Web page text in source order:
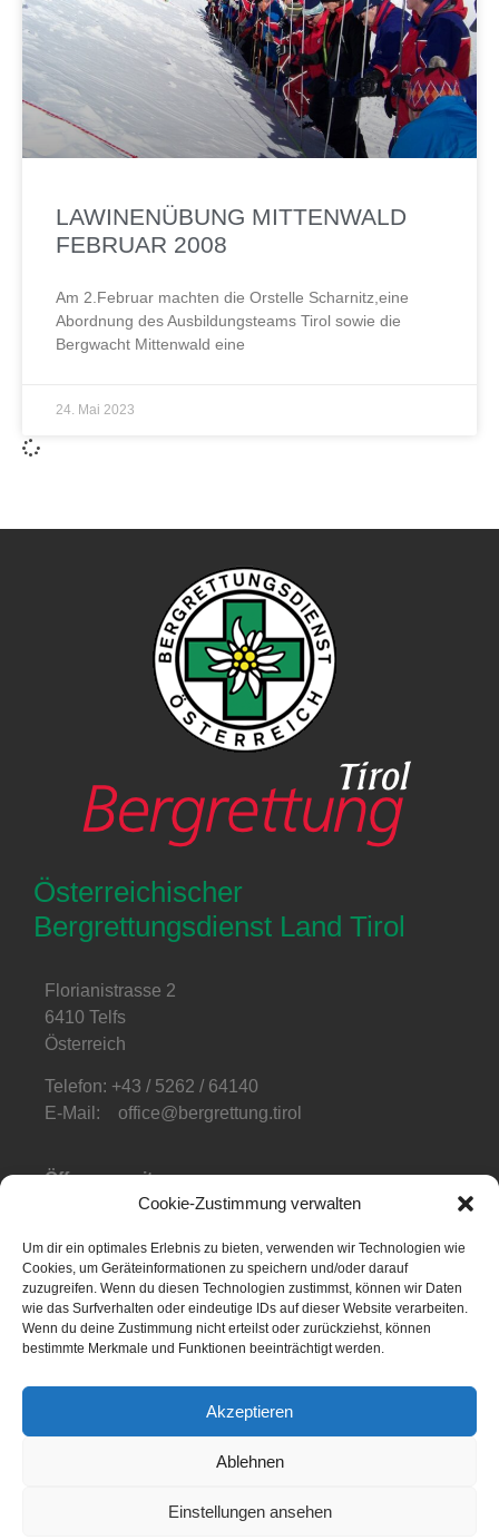
Cookie-Zustimmung verwalten
Um dir ein optimales Erlebnis zu bieten, verwenden wir Technologien wie
Cookies, um Geräteinformationen zu speichern und/oder darauf
zuzugreifen. Wenn du diesen Technologien zustimmst, können wir Daten
wie das Surfverhalten oder eindeutige IDs auf dieser Website verarbeiten.
Wenn du deine Zustimmung nicht erteilst oder zurückziehst, können
bestimmte Merkmale und Funktionen beeinträchtigt werden.
Akzeptieren
Ablehnen
Einstellungen ansehen
LAWINENÜBUNG MITTENWALD
FEBRUAR 2008
Am 2.Februar machten die Orstelle Scharnitz,eine
Abordnung des Ausbildungsteams Tirol sowie die
Bergwacht Mittenwald eine
24. Mai 2023
Österreichischer
Bergrettungsdienst Land Tirol
Florianistrasse 2
6410 Telfs
Österreich
Telefon: +43 / 5262 / 64140
E-Mail: office@bergrettung.tirol
Öffnungszeiten:
Mo-Do: 08:00-17:00
Telefonzeiten:
Mo-Fr: 08:00-12:00
NOTFALL APP